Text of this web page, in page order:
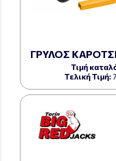
ΓΡΥΛΟΣ ΚΑΡΟΤΣΙ
Τιμή
Τελική Τιμή: